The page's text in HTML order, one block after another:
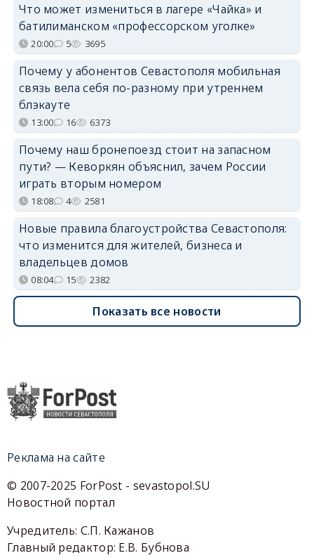
Что может измениться в лагере «Чайка» и
батилиманском «профессорском уголке»
20:00 5 3695
Почему у абонентов Севастополя мобильная
связь вела себя по-разному при утреннем
блэкауте
13:00 16 6373
Почему наш бронепоезд стоит на запасном
пути? — Кеворкян объяснил, зачем России
играть вторым номером
18:08 4 2581
Новые правила благоустройства Севастополя:
что изменится для жителей, бизнеса и
владельцев домов
08:04 15 2382
Показать все новости
Реклама на сайте
© 2007-2025 ForPost - sevastopol.SU
Новостной портал
Учредитель: С.П. Кажанов
Главный редактор: Е.В. Бубнова